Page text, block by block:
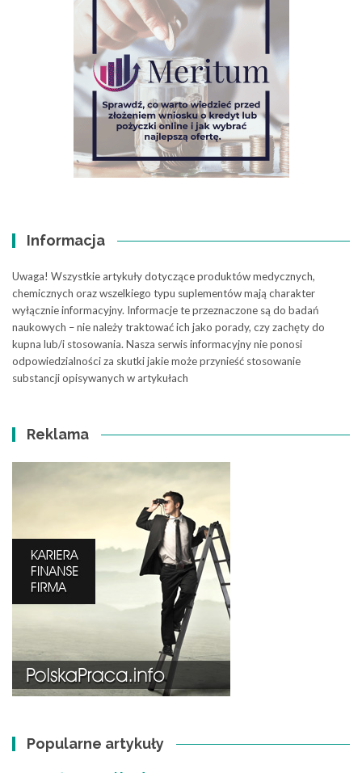
Informacja
Uwaga! Wszystkie artykuły dotyczące produktów medycznych,
chemicznych oraz wszelkiego typu suplementów mają charakter
wyłącznie informacyjny. Informacje te przeznaczone są do badań
naukowych – nie należy traktować ich jako porady, czy zachęty do
kupna lub/i stosowania. Nasza serwis informacyjny nie ponosi
odpowiedzialności za skutki jakie może przynieść stosowanie
substancji opisywanych w artykułach
Reklama
Popularne artykuły